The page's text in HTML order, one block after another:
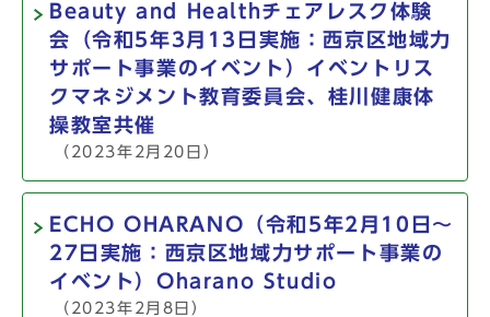
Beauty and Healthチェアレスク体験
会（令和5年3月13日実施：西京区地域力
サポート事業のイベント）イベントリス
クマネジメント教育委員会、桂川健康体
操教室共催
（2023年2月20日）
ECHO OHARANO（令和5年2月10日～
27日実施：西京区地域力サポート事業の
イベント）Oharano Studio
（2023年2月8日）